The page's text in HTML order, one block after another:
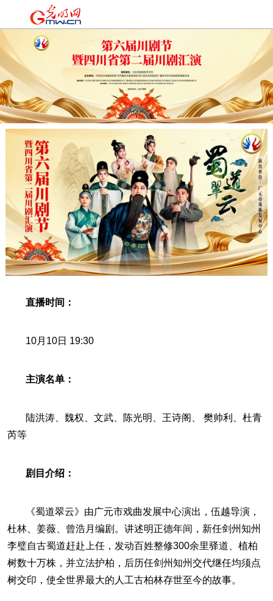
| 时评 | 理论 |
教育 | | 生活 | 法治 | 更多+
直播时间：
10月10日 19:30
主演名单：
陆洪涛、魏权、文武、陈光明、王诗阁、 樊帅利、杜青
芮等
剧目介绍：
《蜀道翠云》由广元市戏曲发展中心演出，伍越导演，
杜林、姜薇、曾浩月编剧。讲述明正德年间，新任剑州知州
李璧自古蜀道赶赴上任，发动百姓整修300余里驿道、植柏
树数十万株，并立法护柏，后历任剑州知州交代继任均须点
树交印，使全世界最大的人工古柏林存世至今的故事。